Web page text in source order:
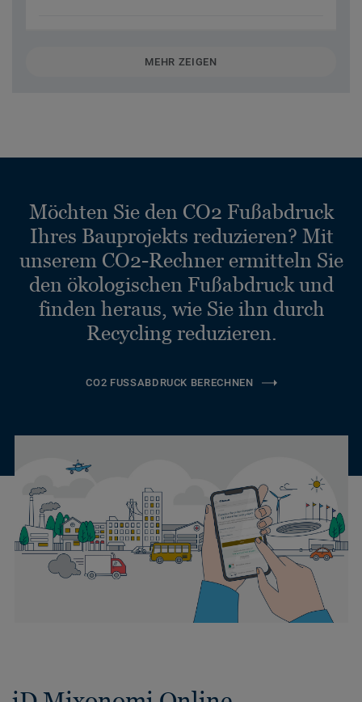
MEHR ZEIGEN
Möchten Sie den CO2 Fußabdruck
Ihres Bauprojekts reduzieren? Mit
unserem CO2-Rechner ermitteln Sie
den ökologischen Fußabdruck und
finden heraus, wie Sie ihn durch
Recycling reduzieren.
CO2 FUSSABDRUCK BERECHNEN